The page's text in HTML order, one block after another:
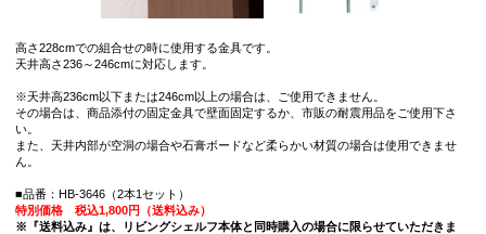
高さ228cmでの組合せの時に使用する金具です。
天井高さ236～246cmに対応します。
※天井高236cm以下または246cm以上の場合は、ご使用できません。
その場合は、商品添付の固定金具で壁面固定するか、市販の耐震用品をご使用下さ
い。
また、天井内部が空洞の場合や石膏ボードなど柔らかい材質の場合は使用できませ
ん。
■品番：HB-3646（2本1セット）
特別価格 税込1,800円（送料込み）
※『送料込み』は、リビングシェルフ本体と同時購入の場合に限らせていただきま